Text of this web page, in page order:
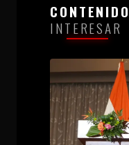
CONTENIDO
INTERESAR